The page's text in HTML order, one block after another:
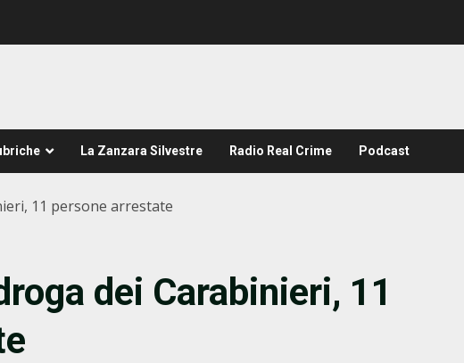
La Zanzara Silvestre Radio Real Crime Podcast
11 persone arrestate
dei Carabinieri, 11